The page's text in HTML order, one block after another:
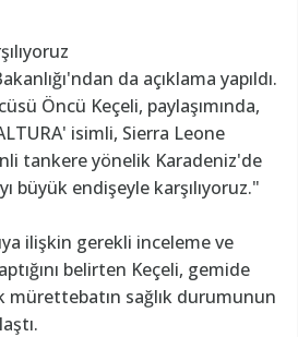
da açıklama yapıldı.
Öncü Keçeli, paylaşımında,
isimli, Sierra Leone
tankere yönelik Karadeniz'de
büyük endişeyle karşılıyoruz."
ilişkin gerekli inceleme ve
belirten Keçeli, gemide
mürettebatın sağlık durumunun